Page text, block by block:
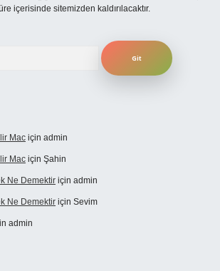
içerisinde sitemizden kaldırılacaktır.
Mac için admin
Mac için Şahin
Ne Demektir için admin
Ne Demektir için Sevim
admin